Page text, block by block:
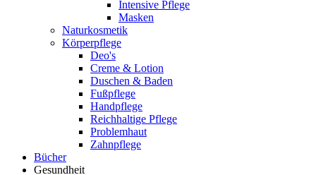
Intensive Pflege
Masken
Naturkosmetik
Körperpflege
Deo's
Creme & Lotion
Duschen & Baden
Fußpflege
Handpflege
Reichhaltige Pflege
Problemhaut
Zahnpflege
Bücher
Gesundheit